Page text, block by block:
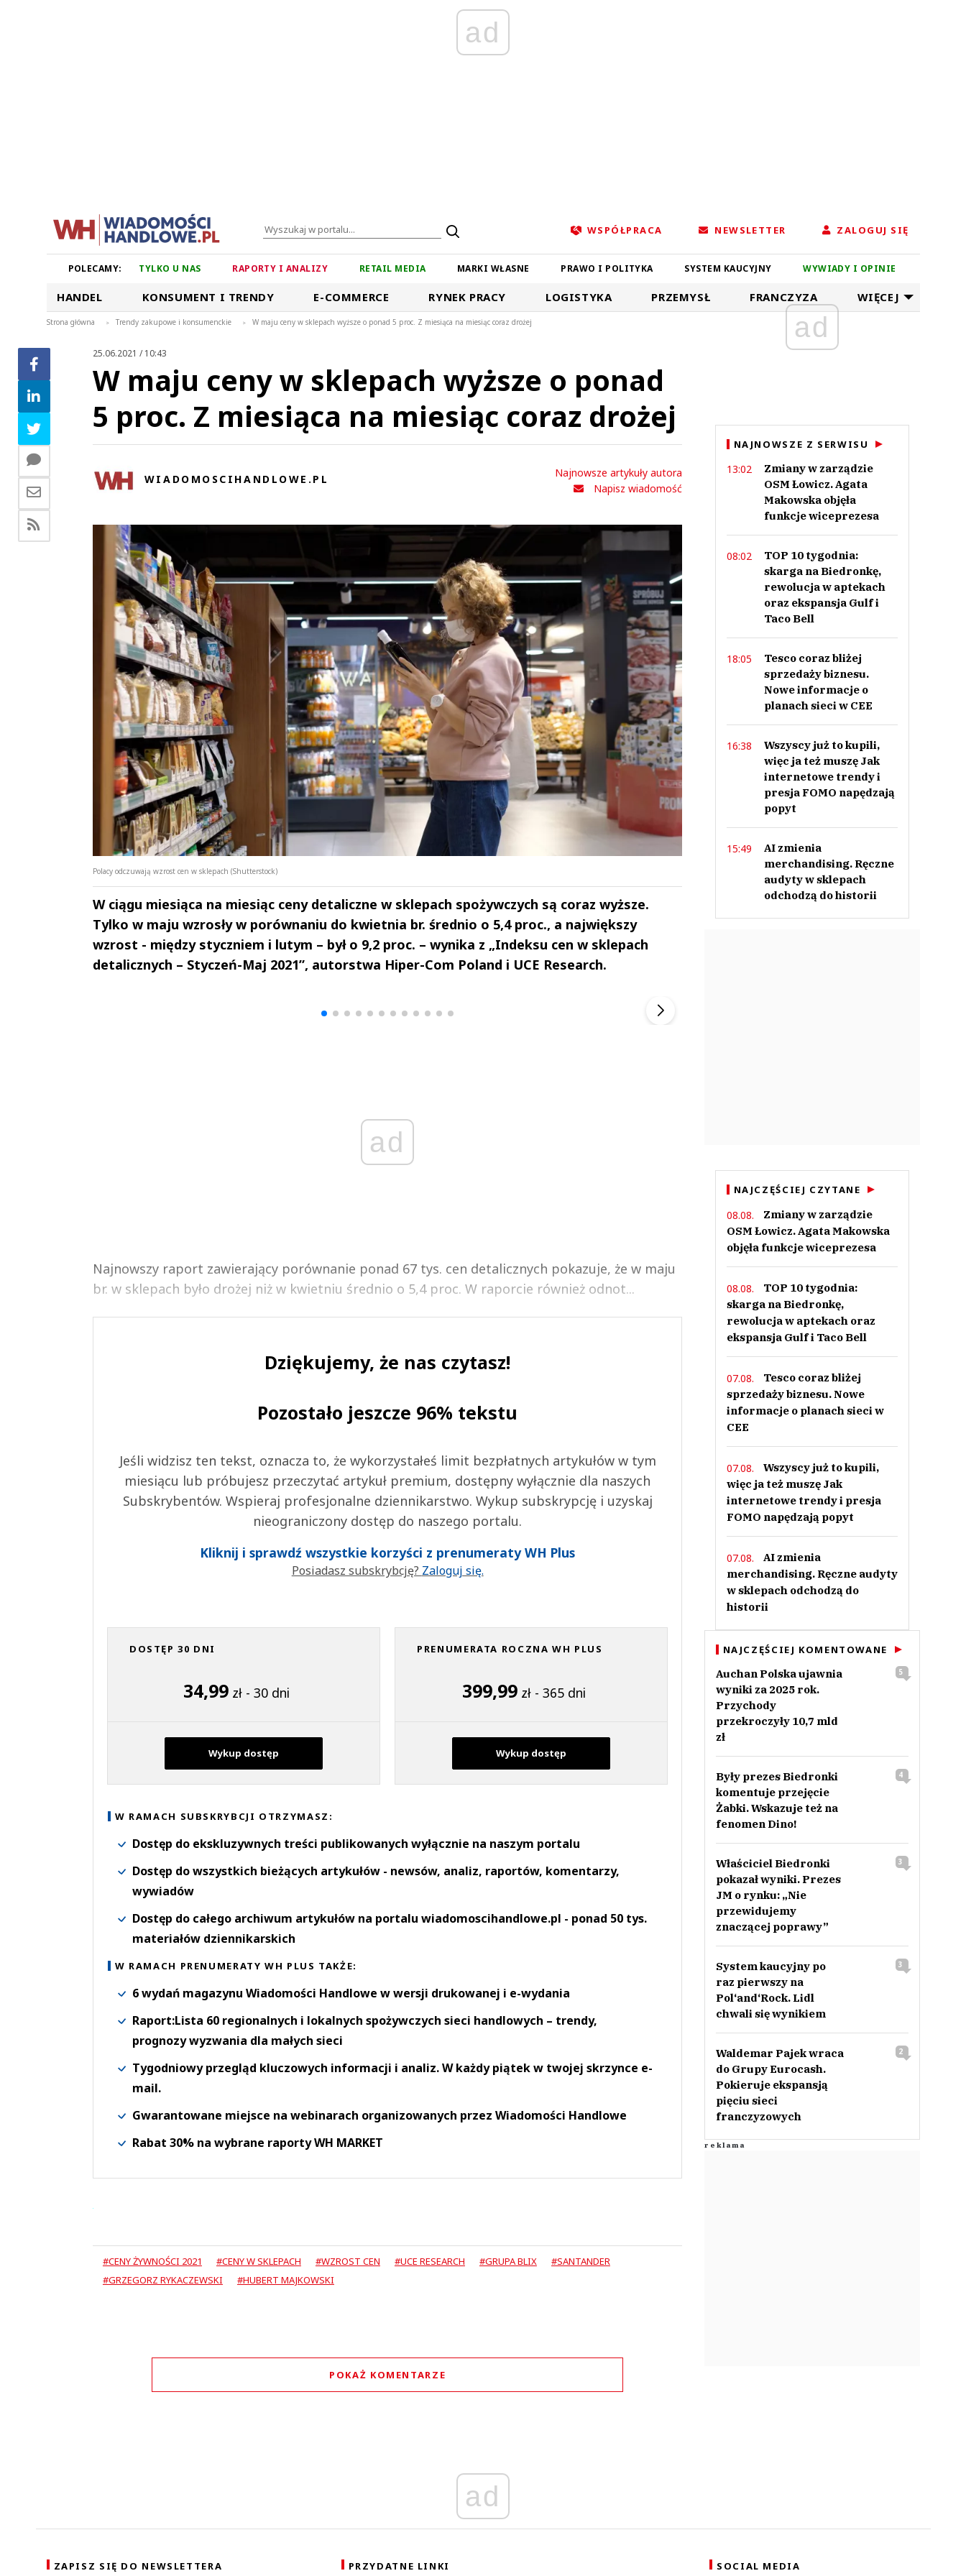
ad
WSPÓŁPRACA NEWSLETTER ZALOGUJ SIĘ
POLECAMY: TYLKO U NAS RAPORTY I ANALIZY RETAIL MEDIA MARKI WŁASNE PRAWO I POLITYKA SYSTEM KAUCYJNY WYWIADY I OPINIE
HANDEL KONSUMENT I TRENDY E-COMMERCE RYNEK PRACY LOGISTYKA PRZEMYSŁ FRANCZYZA WIĘCEJ
Strona główna > Trendy zakupowe i konsumenckie > W maju ceny w sklepach wyższe o ponad 5 proc. Z miesiąca na miesiąc coraz drożej
25.06.2021 / 10:43
W maju ceny w sklepach wyższe o ponad
5 proc. Z miesiąca na miesiąc coraz drożej
WIADOMOSCIHANDLOWE.PL
Najnowsze artykuły autora
Napisz wiadomość
Polacy odczuwają wzrost cen w sklepach (Shutterstock)
W ciągu miesiąca na miesiąc ceny detaliczne w sklepach spożywczych są coraz wyższe.
Tylko w maju wzrosły w porównaniu do kwietnia br. średnio o 5,4 proc., a największy
wzrost - między styczniem i lutym – był o 9,2 proc. – wynika z „Indeksu cen w sklepach
detalicznych – Styczeń-Maj 2021”, autorstwa Hiper-Com Poland i UCE Research.
ad
Najnowszy raport zawierający porównanie ponad 67 tys. cen detalicznych pokazuje, że w maju
br. w sklepach było drożej niż w kwietniu średnio o 5,4 proc. W raporcie również odnot...
Dziękujemy, że nas czytasz!
Pozostało jeszcze 96% tekstu
Jeśli widzisz ten tekst, oznacza to, że wykorzystałeś limit bezpłatnych artykułów w tym
miesiącu lub próbujesz przeczytać artykuł premium, dostępny wyłącznie dla naszych
Subskrybentów. Wspieraj profesjonalne dziennikarstwo. Wykup subskrypcję i uzyskaj
nieograniczony dostęp do naszego portalu.
Kliknij i sprawdź wszystkie korzyści z prenumeraty WH Plus
Posiadasz subskrybcję? Zaloguj się.
DOSTĘP 30 DNI
34,99 zł - 30 dni
Wykup dostęp
PRENUMERATA ROCZNA WH PLUS
399,99 zł - 365 dni
Wykup dostęp
W RAMACH SUBSKRYBCJI OTRZYMASZ:
Dostęp do ekskluzywnych treści publikowanych wyłącznie na naszym portalu
Dostęp do wszystkich bieżących artykułów - newsów, analiz, raportów, komentarzy,
wywiadów
Dostęp do całego archiwum artykułów na portalu wiadomoscihandlowe.pl - ponad 50 tys.
materiałów dziennikarskich
W RAMACH PRENUMERATY WH PLUS TAKŻE:
6 wydań magazynu Wiadomości Handlowe w wersji drukowanej i e-wydania
Raport:Lista 60 regionalnych i lokalnych spożywczych sieci handlowych – trendy,
prognozy wyzwania dla małych sieci
Tygodniowy przegląd kluczowych informacji i analiz. W każdy piątek w twojej skrzynce e-
mail.
Gwarantowane miejsce na webinarach organizowanych przez Wiadomości Handlowe
Rabat 30% na wybrane raporty WH MARKET
#CENY ŻYWNOŚCI 2021 #CENY W SKLEPACH #WZROST CEN #UCE RESEARCH #GRUPA BLIX
#SANTANDER
#GRZEGORZ RYKACZEWSKI
#HUBERT MAJKOWSKI
POKAŻ KOMENTARZE
Andrzej i Marta
Marta i Andrzej
ad
NAJNOWSZE Z SERWISU
13:02
Zmiany w zarządzie
OSM Łowicz. Agata
Makowska objęła
funkcje wiceprezesa
08:02
TOP 10 tygodnia:
skarga na Biedronkę,
rewolucja w aptekach
oraz ekspansja Gulf i
Taco Bell
18:05
Tesco coraz bliżej
sprzedaży biznesu.
Nowe informacje o
planach sieci w CEE
16:38
Wszyscy już to kupili,
więc ja też muszę Jak
internetowe trendy i
presja FOMO napędzają
popyt
15:49
AI zmienia
merchandising. Ręczne
audyty w sklepach
odchodzą do historii
NAJCZĘŚCIEJ CZYTANE
08.08.
Zmiany w zarządzie
OSM Łowicz. Agata Makowska
objęła funkcje wiceprezesa
08.08.
TOP 10 tygodnia:
skarga na Biedronkę,
rewolucja w aptekach oraz
ekspansja Gulf i Taco Bell
07.08.
Tesco coraz bliżej
sprzedaży biznesu. Nowe
informacje o planach sieci w
CEE
07.08.
Wszyscy już to kupili,
więc ja też muszę Jak
internetowe trendy i presja
FOMO napędzają popyt
07.08.
AI zmienia
merchandising. Ręczne audyty
w sklepach odchodzą do
historii
NAJCZĘŚCIEJ KOMENTOWANE
Auchan Polska ujawnia
wyniki za 2025 rok.
Przychody
przekroczyły 10,7 mld
zł
5
Były prezes Biedronki
komentuje przejęcie
Żabki. Wskazuje też na
fenomen Dino!
4
Właściciel Biedronki
pokazał wyniki. Prezes
JM o rynku: „Nie
przewidujemy
znaczącej poprawy”
3
System kaucyjny po
raz pierwszy na
Pol‘and‘Rock. Lidl
chwali się wynikiem
3
Waldemar Pajek wraca
do Grupy Eurocash.
Pokieruje ekspansją
pięciu sieci
franczyzowych
2
ad
ZAPISZ SIĘ DO NEWSLETTERA PRZYDATNE LINKI SOCIAL MEDIA